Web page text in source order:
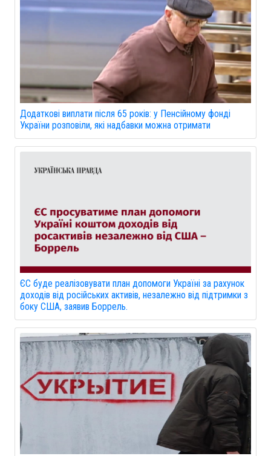
Додаткові виплати після 65 років: у Пенсійному фонді
України розповіли, які надбавки можна отримати
ЄС буде реалізовувати план допомоги Україні за рахунок
доходів від російських активів, незалежно від підтримки з
боку США, заявив Боррель.